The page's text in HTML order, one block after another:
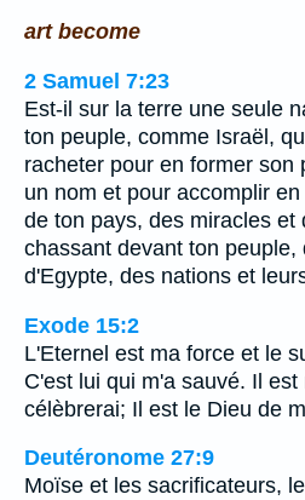
art become
2 Samuel 7:23
Est-il sur la terre une seule
ton peuple, comme Israël,
racheter pour en former son
un nom et pour accomplir
de ton pays, des miracles et
chassant devant ton peuple,
d'Egypte, des nations et
Exode 15:2
L'Eternel est ma force et le
C'est lui qui m'a sauvé. Il
célèbrerai; Il est le Dieu de
Deutéronome 27:9
Moïse et les sacrificateurs,